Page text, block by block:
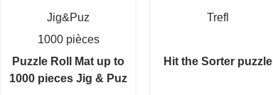
Jig&Puz
1000 pièces
Puzzle Roll Mat up to
1000 pieces Jig & Puz
Trefl
Hit the Sorter puzzle